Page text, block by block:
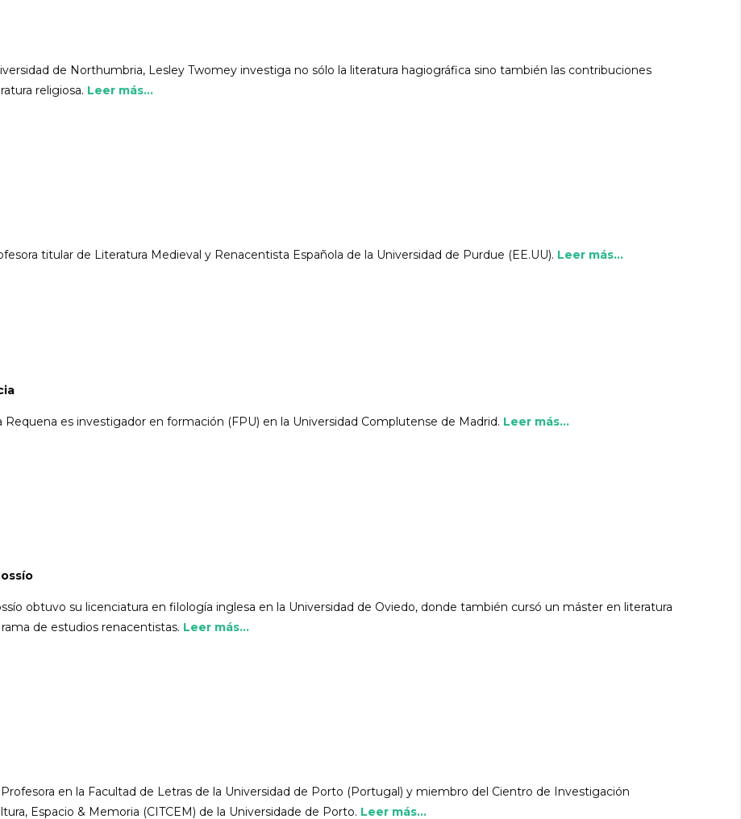
de Northumbria, Lesley Twomey investiga no sólo la literatura hagiográfica sino también las contribuciones
religiosa. Leer más...
titular de Literatura Medieval y Renacentista Española de la Universidad de Purdue (EE.UU). Leer más...
Requena es investigador en formación (FPU) en la Universidad Complutense de Madrid. Leer más...
obtuvo su licenciatura en filología inglesa en la Universidad de Oviedo, donde también cursó un máster en literatura
de estudios renacentistas. Leer más...
en la Facultad de Letras de la Universidad de Porto (Portugal) y miembro del Cientro de Investigación
Espacio & Memoria (CITCEM) de la Universidade de Porto. Leer más...